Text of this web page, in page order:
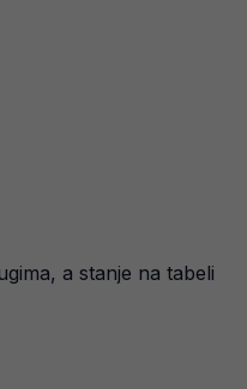
a stanje na tabeli